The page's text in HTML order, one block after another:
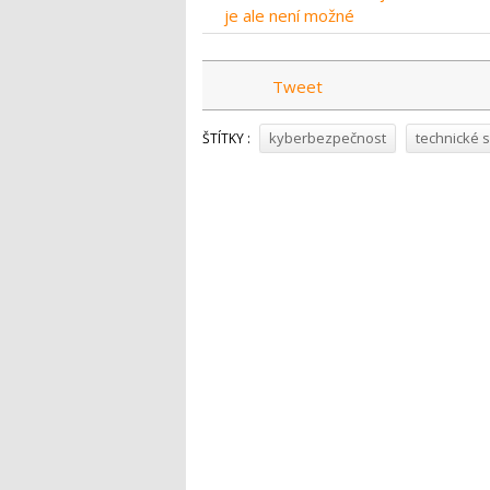
je ale není možné
Tweet
ŠTÍTKY : kyberbezpečnost technické